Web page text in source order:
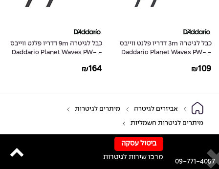
כבל לגיטרה 3m דדריו פלנט ווייבס
- Daddario Planet Waves PW-
₪109
כבל לגיטרה 9m דדריו פלנט ווייבס
- Daddario Planet Waves PW-
₪164
אביזרים לגיטרה מיתרים לגיטרות
מיתרים לגיטרות חשמליות
09-771-4057
ביטול עסקה
מרכז שירות לגיטרות